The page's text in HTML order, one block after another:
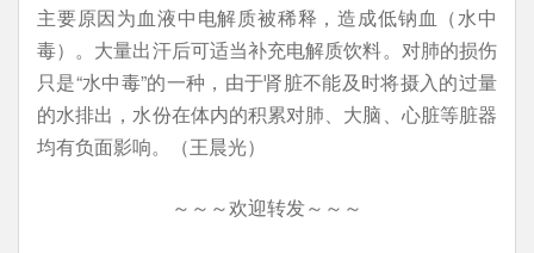
主要原因为血液中电解质被稀释，造成低钠血（水中
毒）。大量出汗后可适当补充电解质饮料。对肺的损伤
只是“水中毒”的一种，由于肾脏不能及时将摄入的过量
的水排出，水份在体内的积累对肺、大脑、心脏等脏器
均有负面影响。（王晨光）
～～～欢迎转发～～～